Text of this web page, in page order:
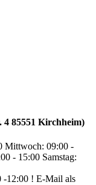
4 85551 Kirchheim)
Mittwoch: 09:00 -
- 15:00 Samstag:
-12:00 ! E-Mail als